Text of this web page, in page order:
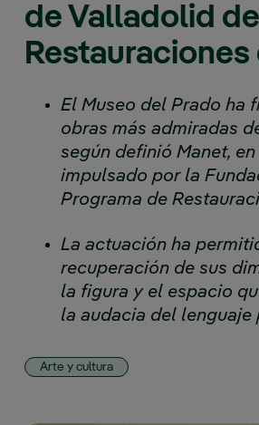
de Valladolid
El Museo del Prado ha
obras más admiradas
según definió Manet,
impulsado por la
Programa de
La actuación ha
recuperación de sus
la figura y el espacio
la audacia del
Arte y cultura